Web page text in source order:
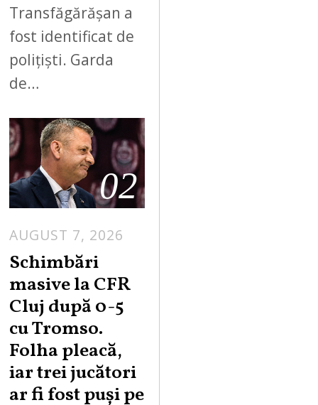
Transfăgărășan a
fost identificat de
polițiști. Garda
de…
02
AUGUST 7, 2026
Schimbări
masive la CFR
Cluj după 0-5
cu Tromso.
Folha pleacă,
iar trei jucători
ar fi fost puși pe